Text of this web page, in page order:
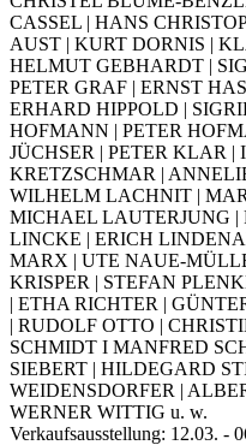
CASSEL | HANS
AUST | KURT DORNIS |
HELMUT GEBHARDT |
PETER GRAF | ERNST
ERHARD HIPPOLD |
HOFMANN | PETER
JÜCHSER | PETER KLAR
KRETZSCHMAR |
WILHELM LACHNIT |
MICHAEL LAUTERJUNG |
LINCKE | ERICH
MARX | UTE NAUE-
KRISPER | STEFAN
| ETHA RICHTER |
| RUDOLF OTTO |
SCHMIDT I MANFRED
SIEBERT | HILDEGARD
WEIDENSDORFER |
WERNER WITTIG u. w.
Verkaufsausstellung: 12.03. -